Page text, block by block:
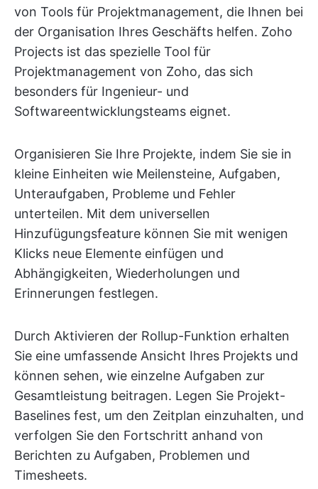
von Tools für Projektmanagement, die Ihnen bei
der Organisation Ihres Geschäfts helfen. Zoho
Projects ist das spezielle Tool für
Projektmanagement von Zoho, das sich
besonders für Ingenieur- und
Softwareentwicklungsteams eignet.
Organisieren Sie Ihre Projekte, indem Sie sie in
kleine Einheiten wie Meilensteine, Aufgaben,
Unteraufgaben, Probleme und Fehler
unterteilen. Mit dem universellen
Hinzufügungsfeature können Sie mit wenigen
Klicks neue Elemente einfügen und
Abhängigkeiten, Wiederholungen und
Erinnerungen festlegen.
Durch Aktivieren der Rollup-Funktion erhalten
Sie eine umfassende Ansicht Ihres Projekts und
können sehen, wie einzelne Aufgaben zur
Gesamtleistung beitragen. Legen Sie Projekt-
Baselines fest, um den Zeitplan einzuhalten, und
verfolgen Sie den Fortschritt anhand von
Berichten zu Aufgaben, Problemen und
Timesheets.